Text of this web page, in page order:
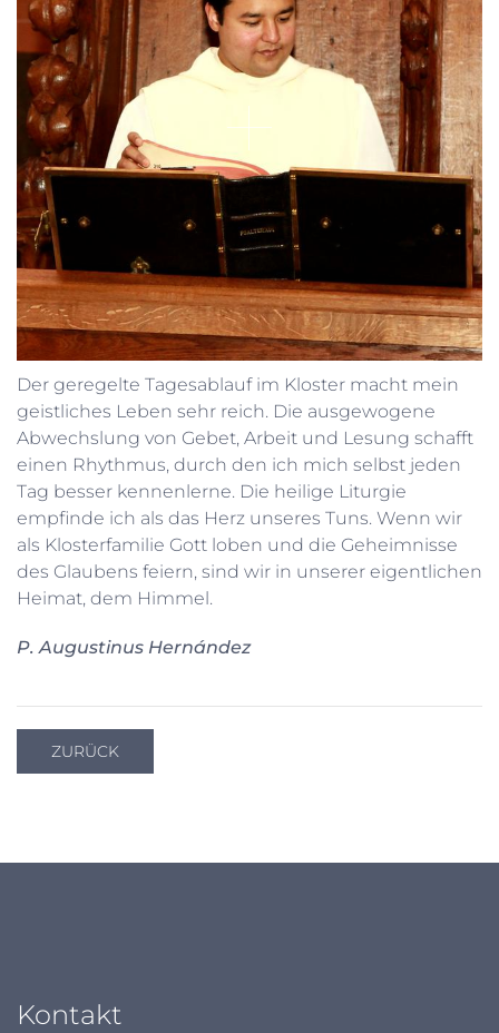
Der geregelte Tagesablauf im Kloster macht mein
geistliches Leben sehr reich. Die ausgewogene
Abwechslung von Gebet, Arbeit und Lesung schafft
einen Rhythmus, durch den ich mich selbst jeden
Tag besser kennenlerne. Die heilige Liturgie
empfinde ich als das Herz unseres Tuns. Wenn wir
als Klosterfamilie Gott loben und die Geheimnisse
des Glaubens feiern, sind wir in unserer eigentlichen
Heimat, dem Himmel.
P. Augustinus Hernández
ZURÜCK
Kontakt